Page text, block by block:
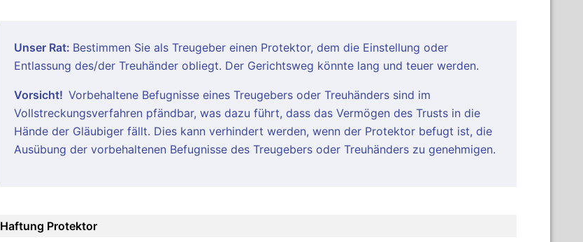
Unser Rat: Bestimmen Sie als Treugeber einen Protektor, dem die Einstellung oder
Entlassung des/der Treuhänder obliegt. Der Gerichtsweg könnte lang und teuer werden.
Vorsicht! Vorbehaltene Befugnisse eines Treugebers oder Treuhänders sind im
Vollstreckungsverfahren pfändbar, was dazu führt, dass das Vermögen des Trusts in die
Hände der Gläubiger fällt. Dies kann verhindert werden, wenn der Protektor befugt ist, die
Ausübung der vorbehaltenen Befugnisse des Treugebers oder Treuhänders zu genehmigen.
Haftung Protektor